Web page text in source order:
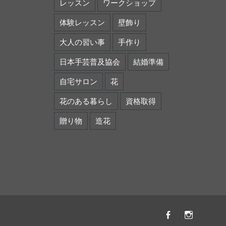
レッスン ワークショップ
体験レッスン 壁飾り
大人の習い事 手作り
日本手芸普及協会 結婚準備
自宅サロン 花
花のある暮らし 資格取得
贈り物 造花
Facebook